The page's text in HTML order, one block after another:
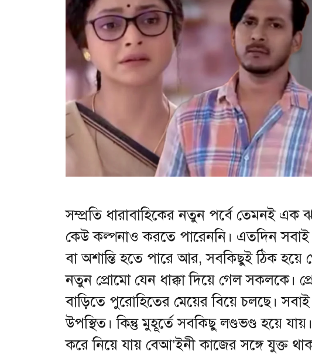
সম্প্রতি ধারাবাহিকের নতুন পর্বে তেমনই
কেউ কল্পনাও করতে পারেননি। এতদিন
বা অশান্তি হতে পারে আর, সবকিছুই ঠিক হয়ে
নতুন প্রোমো যেন ধাক্কা দিয়ে গেল সকলকে।
বাড়িতে পুরোহিতের মেয়ের বিয়ে চলছে।
উপস্থিত। কিন্তু মুহূর্তে সবকিছু লণ্ডভণ্ড হয়ে
করে নিয়ে যায় বেআ’ইনী কাজের সঙ্গে যুক্ত